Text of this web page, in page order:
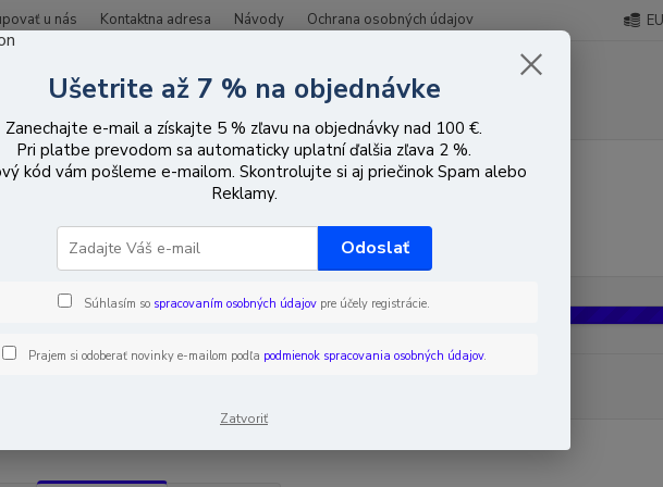
u nás Kontaktna adresa Návody Ochrana osobných údajov
Hľadať
materiál LED Lighting LED Profiles
Profiles
EUR Od
Ušetrite až 7 % na objednávke
Zanechajte e-mail a získajte 5 % zľavu na objednávky nad 100 €.
Pri platbe prevodom sa automaticky uplatní ďalšia zľava 2 %.
kód vám pošleme e-mailom. Skontrolujte si aj priečinok Spam alebo
Reklamy.
Odoslať
Súhlasím so spracovaním osobných údajov pre účely registrácie.
Prajem si odoberať novinky e-mailom podľa podmienok spracovania osobných údajov.
Zatvoriť